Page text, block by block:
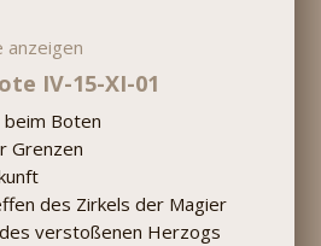
anzeigen
IV-15-XI-01
beim Boten
Grenzen
des Zirkels der Magier
verstoßenen Herzogs